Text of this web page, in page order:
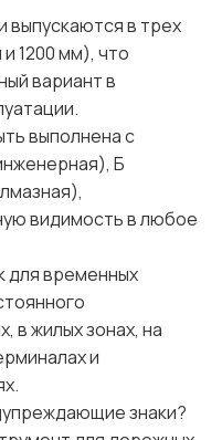
в трех
1200 мм), что
вариант в
выполнена с
Б
видимость в любое
для временных
в жилых зонах, на
и
знаки?